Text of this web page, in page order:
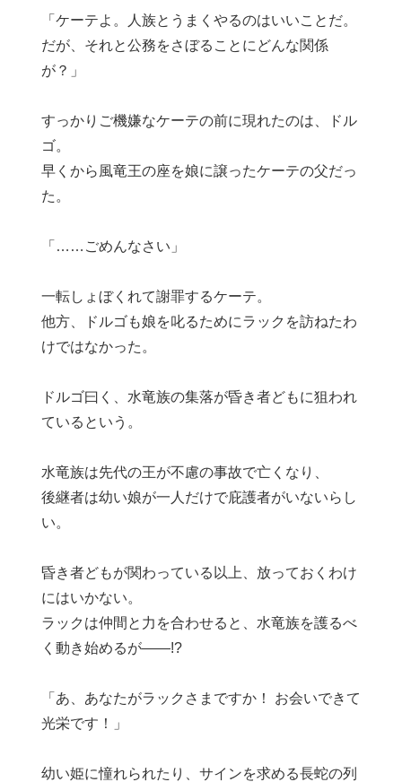
「ケーテよ。人族とうまくやるのはいいことだ。
だが、それと公務をさぼることにどんな関係
が？」
すっかりご機嫌なケーテの前に現れたのは、ドル
ゴ。
早くから風竜王の座を娘に譲ったケーテの父だっ
た。
「……ごめんなさい」
一転しょぼくれて謝罪するケーテ。
他方、ドルゴも娘を叱るためにラックを訪ねたわ
けではなかった。
ドルゴ曰く、水竜族の集落が昏き者どもに狙われ
ているという。
水竜族は先代の王が不慮の事故で亡くなり、
後継者は幼い娘が一人だけで庇護者がいないらし
い。
昏き者どもが関わっている以上、放っておくわけ
にはいかない。
ラックは仲間と力を合わせると、水竜族を護るべ
く動き始めるが――!?
「あ、あなたがラックさまですか！ お会いできて
光栄です！」
幼い姫に憧れられたり、サインを求める長蛇の列